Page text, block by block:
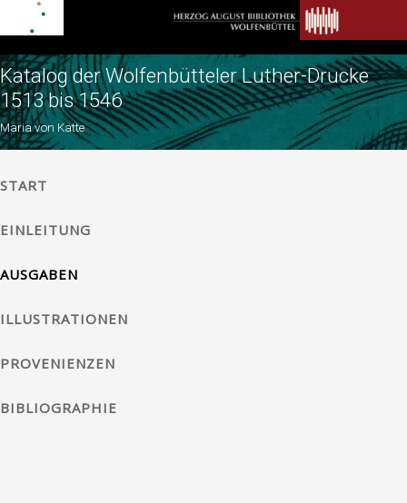
Katalog der Wolfenbütteler Luther-Drucke
1513 bis 1546
Maria von Katte
START
EINLEITUNG
AUSGABEN
ILLUSTRATIONEN
PROVENIENZEN
BIBLIOGRAPHIE